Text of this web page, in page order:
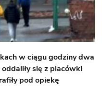
w ciągu godziny dwa
się z placówki
pod opiekę